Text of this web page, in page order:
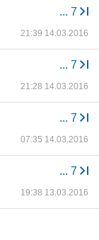
... 7
21:39 14.03.2016
... 7
21:28 14.03.2016
... 7
07:35 14.03.2016
... 7
19:38 13.03.2016